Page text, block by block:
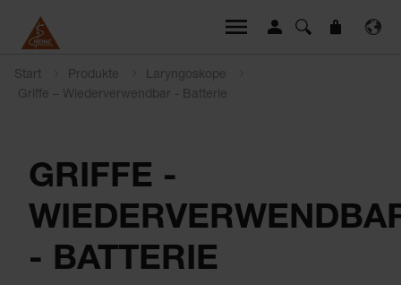
Start Produkte
Laryngoskope
Griffe – Wiederverwendbar - Batterie
GRIFFE -
- BATTERIE